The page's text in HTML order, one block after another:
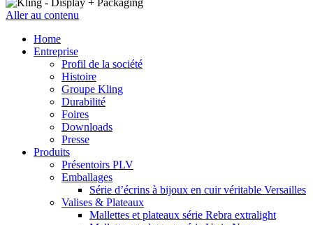
Aller au contenu
Home
Entreprise
Profil de la société
Histoire
Groupe Kling
Durabilité
Foires
Downloads
Presse
Produits
Présentoirs PLV
Emballages
Série d’écrins à bijoux en cuir véritable Versailles
Valises & Plateaux
Mallettes et plateaux série Rebra extralight